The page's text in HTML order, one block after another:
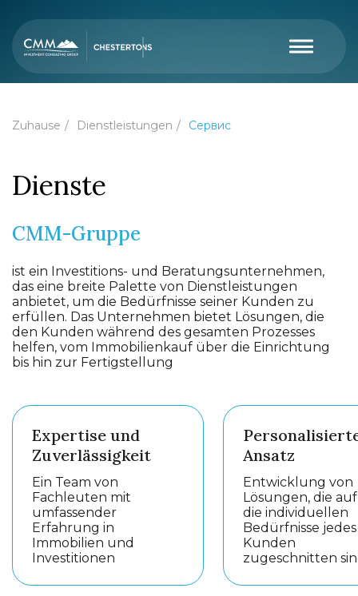
Zuhause Dienstleistungen Сервис
Dienste
CMM-Gruppe
ist ein Investitions- und Beratungsunternehmen,
das eine breite Palette von Dienstleistungen
anbietet, um die Bedürfnisse seiner Kunden zu
erfüllen. Das Unternehmen bietet Lösungen, die
den Kunden während des gesamten Prozesses
helfen, vom Immobilienkauf über die Einrichtung
bis hin zur Fertigstellung
Expertise und
Zuverlässigkeit
Ein Team von
Fachleuten mit
umfassender
Erfahrung in
Immobilien und
Investitionen
Ansatz
Entwicklung von
Lösungen, die auf
die individuellen
Bedürfnisse jedes
Kunden
zugeschnitten